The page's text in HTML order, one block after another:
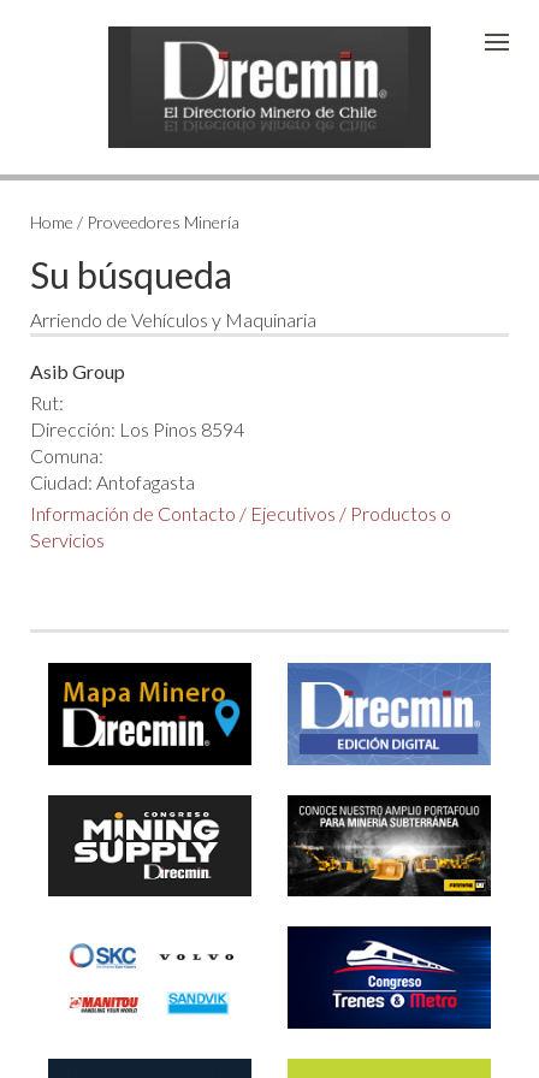
Home / Proveedores Minería
Su búsqueda
Arriendo de Vehículos y Maquinaria
Asib Group
Rut:
Dirección: Los Pinos 8594
Comuna:
Ciudad: Antofagasta
Información de Contacto / Ejecutivos / Productos o
Servicios